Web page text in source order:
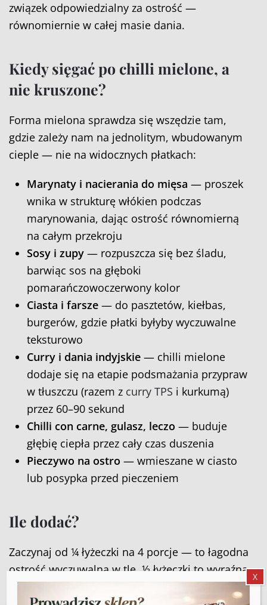
związek odpowiedzialny za ostrość —
równomiernie w całej masie dania.
Kiedy sięgać po chilli mielone, a
nie kruszone?
Forma mielona sprawdza się wszędzie tam,
gdzie zależy nam na jednolitym, wbudowanym
cieple — nie na widocznych płatkach:
Marynaty i nacierania do mięsa — proszek
wnika w strukturę włókien podczas
marynowania, dając ostrość równomierną
na całym przekroju
Sosy i zupy — rozpuszcza się bez śladu,
barwiąc sos na głęboki
pomarańczowoczerwony kolor
Ciasta i farsze — do pasztetów, kiełbas,
burgerów, gdzie płatki byłyby wyczuwalne
teksturowo
Curry i dania indyjskie — chilli mielone
dodaje się na etapie podsmażania przypraw
w tłuszczu (razem z curry TPS i kurkumą)
przez 60–90 sekund
Chilli con carne, gulasz, leczo — buduje
głębię ciepła przez cały czas duszenia
Pieczywo na ostro — wmieszane w ciasto
lub posypka przed pieczeniem
Ile dodać?
Zaczynaj od ¼ łyżeczki na 4 porcje — to łagodna
ostrość wyczuwalna w tle. ½ łyżeczki to wyraźna
pikantność. 1 łyżeczka i więcej — dla
X